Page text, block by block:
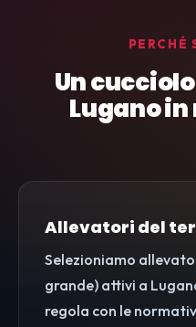
PERCHÉ
Un
Lugano
Allevatori del
Selezioniamo
grande) attivi a
regola con le